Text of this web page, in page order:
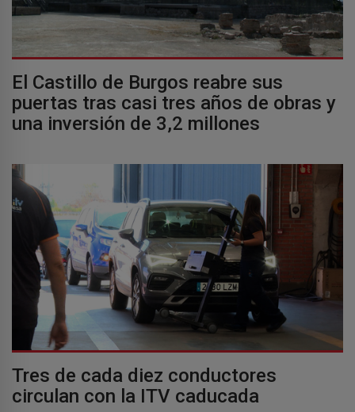
El Castillo de Burgos reabre sus
puertas tras casi tres años de obras y
una inversión de 3,2 millones
Tres de cada diez conductores
circulan con la ITV caducada